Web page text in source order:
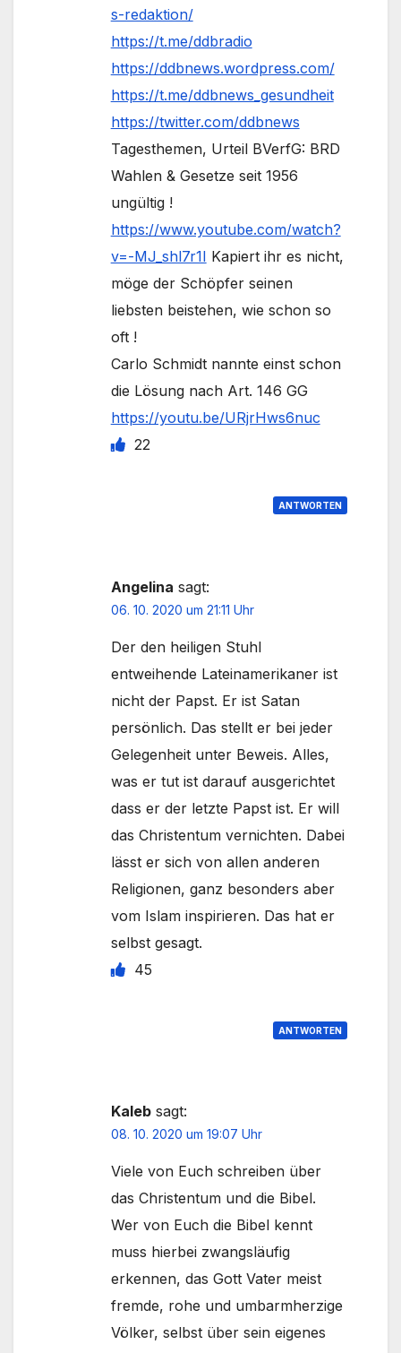
s-redaktion/
https://t.me/ddbradio
https://ddbnews.wordpress.com/
https://t.me/ddbnews_gesundheit
https://twitter.com/ddbnews
Tagesthemen, Urteil BVerfG: BRD
Wahlen & Gesetze seit 1956
ungültig !
https://www.youtube.com/watch?
v=-MJ_shl7r1I Kapiert ihr es nicht,
möge der Schöpfer seinen
liebsten beistehen, wie schon so
oft !
Carlo Schmidt nannte einst schon
die Lösung nach Art. 146 GG
https://youtu.be/URjrHws6nuc
22
ANTWORTEN
Angelina sagt:
06. 10. 2020 um 21:11 Uhr
Der den heiligen Stuhl
entweihende Lateinamerikaner ist
nicht der Papst. Er ist Satan
persönlich. Das stellt er bei jeder
Gelegenheit unter Beweis. Alles,
was er tut ist darauf ausgerichtet
dass er der letzte Papst ist. Er will
das Christentum vernichten. Dabei
lässt er sich von allen anderen
Religionen, ganz besonders aber
vom Islam inspirieren. Das hat er
selbst gesagt.
45
ANTWORTEN
Kaleb sagt:
08. 10. 2020 um 19:07 Uhr
Viele von Euch schreiben über
das Christentum und die Bibel.
Wer von Euch die Bibel kennt
muss hierbei zwangsläufig
erkennen, das Gott Vater meist
fremde, rohe und umbarmherzige
Völker, selbst über sein eigenes